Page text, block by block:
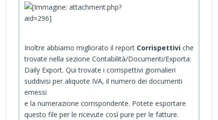
Inoltre abbiamo migliorato il report Corrispettivi che
trovate nella sezione Contabilità/Documenti/Exporta:
Daily Export. Qui trovate i corrispettivi giornalieri
suddivisi per aliquote IVA, il numero dei documenti
emessi
e la numerazione corrispondente. Potete esportare
questo file per le ricevute così pure per le fatture.